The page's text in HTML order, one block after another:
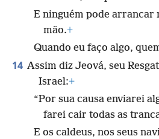
E ninguém pode arrancar
mão.+
Quando eu faço algo,
14 Assim diz Jeová, seu
Israel:+
“Por sua causa enviarei
farei cair todas as
E os caldeus, nos seus